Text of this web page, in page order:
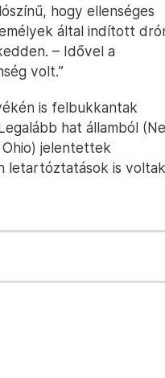
hogy ellenséges
által indított
– Idővel a
volt.”
is felbukkantak
hat államból
jelentettek
letartóztatások is